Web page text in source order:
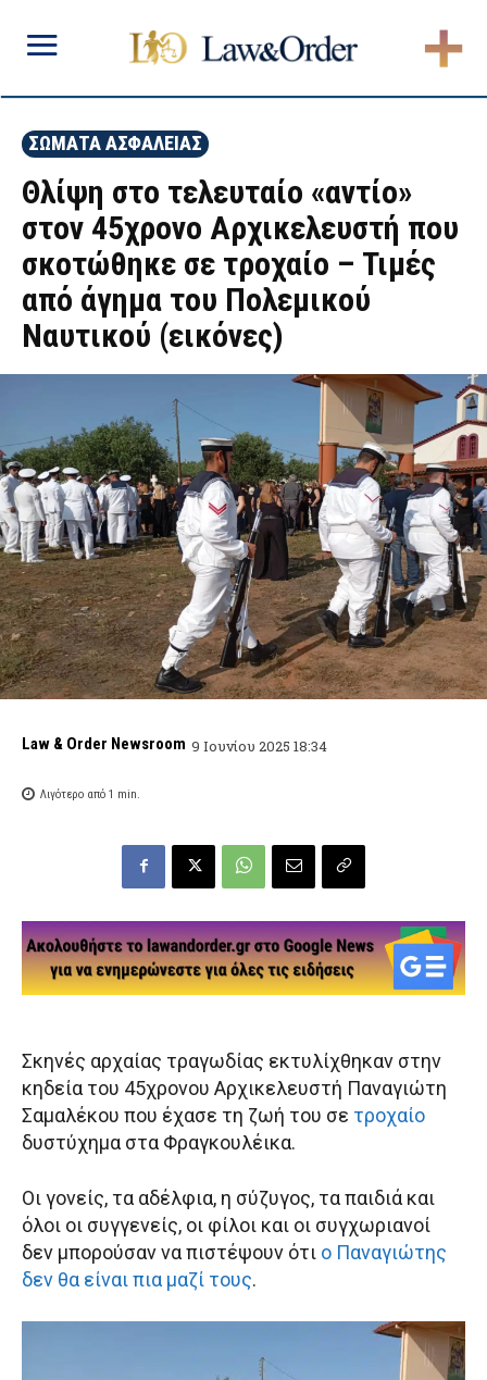
ΣΩΜΑΤΑ ΑΣΦΑΛΕΙΑΣ
Θλίψη στο τελευταίο «αντίο»
στον 45χρονο Αρχικελευστή που
σκοτώθηκε σε τροχαίο – Τιμές
από άγημα του Πολεμικού
Ναυτικού (εικόνες)
Law & Order Newsroom 9 Ιουνίου 2025 18:34
Λιγότερο από 1 min.
Σκηνές αρχαίας τραγωδίας εκτυλίχθηκαν στην
κηδεία του 45χρονου Αρχικελευστή Παναγιώτη
Σαμαλέκου που έχασε τη ζωή του σε τροχαίο
δυστύχημα στα Φραγκουλέικα.
Οι γονείς, τα αδέλφια, η σύζυγος, τα παιδιά και
όλοι οι συγγενείς, οι φίλοι και οι συγχωριανοί
δεν μπορούσαν να πιστέψουν ότι ο Παναγιώτης
δεν θα είναι πια μαζί τους.